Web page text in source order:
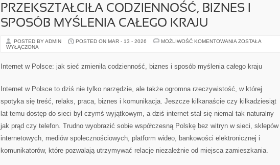
PRZEKSZTAŁCIŁA CODZIENNOŚĆ, BIZNES I
SPOSÓB MYŚLENIA CAŁEGO KRAJU
POSTED BY ADMIN POSTED ON MAR - 13 - 2026 MOŻLIWOŚĆ KOMENTOWANIA INTERNET
SIEĆ
PRZEKSZTAŁCIŁA
SPOSÓB
CAŁEGO
ZOSTAŁA
WYŁĄCZONA
Internet w Polsce: jak sieć zmieniła codzienność, biznes i sposób myślenia całego kraju
Internet w Polsce to dziś nie tylko narzędzie, ale także ogromna rzeczywistość, w której
spotyka się treść, relaks, praca, biznes i komunikacja. Jeszcze kilkanaście czy kilkadziesiąt
lat temu dostęp do sieci był czymś wyjątkowym, a dziś internet stał się niemal tak naturalny
jak prąd czy telefon. Trudno wyobrazić sobie współczesną Polskę bez witryn w sieci, sklepów
internetowych, mediów społecznościowych, platform wideo, bankowości elektronicznej i
komunikatorów, które pozwalają utrzymywać relacje niezależnie od miejsca zamieszkania.